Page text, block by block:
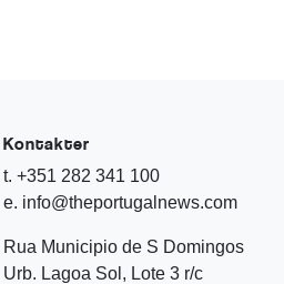
Kontakter
t. +351 282 341 100
e. info@theportugalnews.com
Rua Municipio de S Domingos
Urb. Lagoa Sol, Lote 3 r/c